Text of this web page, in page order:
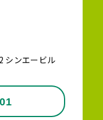
シンエービル